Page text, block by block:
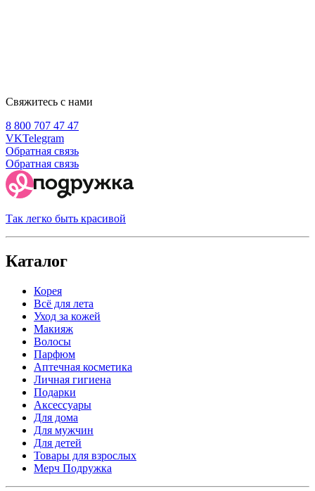
Свяжитесь с нами
8 800 707 47 47
VKTelegram
Обратная связь
Обратная связь
Так легко быть красивой
Каталог
Корея
Всё для лета
Уход за кожей
Макияж
Волосы
Парфюм
Аптечная косметика
Личная гигиена
Подарки
Аксессуары
Для дома
Для мужчин
Для детей
Товары для взрослых
Мерч Подружка